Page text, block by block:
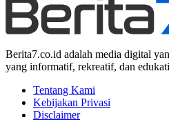
Berita7.co.id adalah media digital
yang informatif, rekreatif, dan
Tentang Kami
Kebijakan Privasi
Disclaimer